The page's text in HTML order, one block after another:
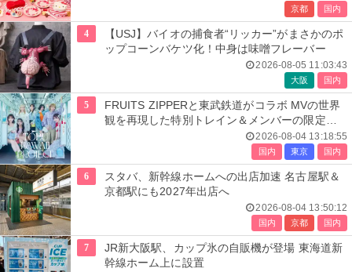
京都 国内
4
【USJ】バイオの捕食者“リッカー”がまさかのポ
ップコーンバケツ化！中身は味噌フレーバー
2026-08-05 11:03:43
大阪 国内
5
FRUITS ZIPPERと東武鉄道がコラボ MVの世界
観を再現した特別トレイン＆メンバーの限定ア
2026-08-04 13:18:55
国内 東京 国内
6
スタバ、新幹線ホームへの出店加速 名古屋駅＆
京都駅にも2027年出店へ
2026-08-04 13:50:12
国内 京都 国内
7
JR新大阪駅、カップ氷の自販機が登場 東海道新
幹線ホーム上に設置